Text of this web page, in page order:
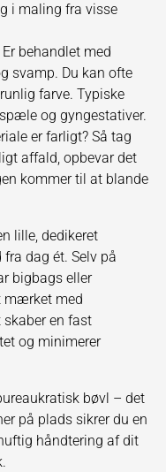
i maling fra visse
Er behandlet med
svamp. Du kan ofte
farve. Typiske
og gyngestativer.
er farligt? Så tag
affald, opbevar det
kommer til at blande
lille, dedikeret
dag ét. Selv på
bigbags eller
mærket med
skaber en fast
og minimerer
bøvl – det
på plads sikrer du en
håndtering af dit